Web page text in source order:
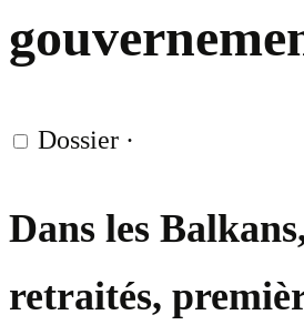
Dossier ·
Dans les
retraités,